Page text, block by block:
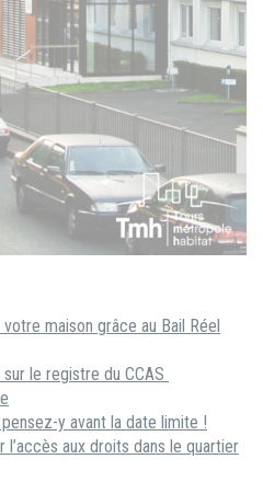
maison grâce au Bail Réel
le registre du CCAS
y avant la date limite !
aux droits dans le quartier